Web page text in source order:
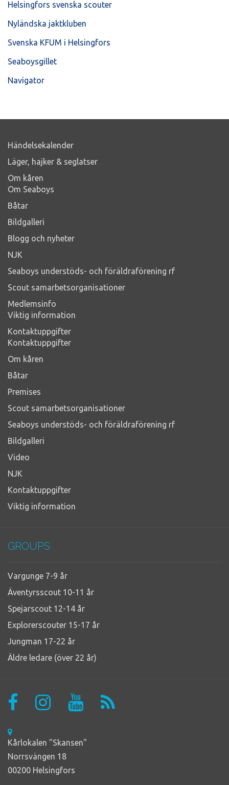
Helsingfors svenska scouter
Nyländska jaktkluben
Svenska KFUM i Helsingfors
Seaboysgillet
Navigator
Händelsekalender
Läger, hajker & seglatser
Om kåren
Om Seaboys
Båtar
Bildgalleri
Blogg och nyheter
NJK
Seaboys understöds- och föräldraförening rf
Scout samarbetsorganisationer
Medlemsinfo
Viktig information
Kontaktuppgifter
Kontaktuppgifter
Om kåren
Båtar
Premises
Scout samarbetsorganisationer
Seaboys understöds- och föräldraförening rf
Bildgalleri
Video
NJK
Kontaktuppgifter
Viktig information
GROUPS
Vargunge 7-9 år
Äventyrsscout 10-11 år
Spejarscout 12-14 år
Explorerscouter 15-17 år
Jungman 17-22 år
Äldre ledare (över 22 år)
Kårlokalen "Skansen"
Norrsvängen 18
00200 Helsingfors